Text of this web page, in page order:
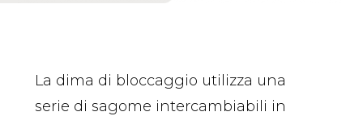
La dima di bloccaggio utilizza una
serie di sagome intercambiabili in